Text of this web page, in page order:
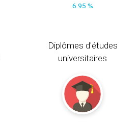
6.95 %
Diplômes d'études
universitaires